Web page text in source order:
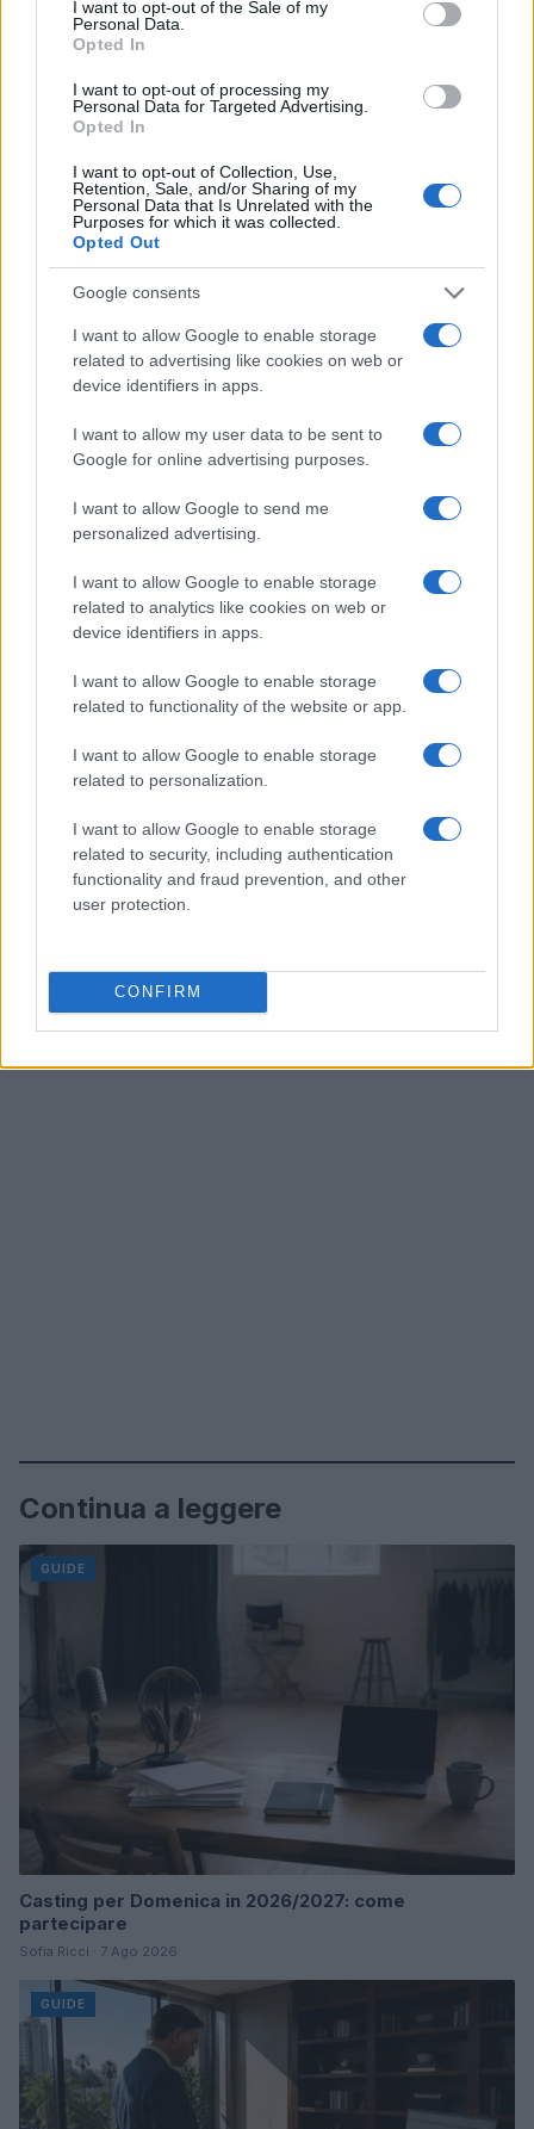
I want to opt-out of the Sale of my
Personal Data.
Opted In
I want to opt-out of processing my
Personal Data for Targeted Advertising.
Opted In
I want to opt-out of Collection, Use,
Retention, Sale, and/or Sharing of my
Personal Data that Is Unrelated with the
Purposes for which it was collected.
Opted Out
Google consents
I want to allow Google to enable storage
related to advertising like cookies on web or
device identifiers in apps.
I want to allow my user data to be sent to
Google for online advertising purposes.
I want to allow Google to send me
personalized advertising.
I want to allow Google to enable storage
related to analytics like cookies on web or
device identifiers in apps.
I want to allow Google to enable storage
related to functionality of the website or app.
I want to allow Google to enable storage
related to personalization.
I want to allow Google to enable storage
related to security, including authentication
functionality and fraud prevention, and other
user protection.
CONFIRM
upskilling e retraining
coordinati a livello locale e nazionale, per allineare
le competenze della forza lavoro ai mutamenti
richiesti dal mercato.
Per completare il quadro servono interventi
coordinati su più fronti: politiche di remunerazione
mirate, potenziamento dei
accompagnamento
azioni riducono lasegmentazionedel mercato,
favoriscono l’inserimento stabile dei giovani e
inoltre un monitoraggio sistematico dei risultati e
esigenze territoriali, in modo che le misure
finanziate producano effetti misurabili
sull’occupazione e sulla qualità del lavoro.
AUTORE
Bianca Marchesi
Bianca Marchesi ha pubblicato un’inchiesta
dopo aver convinto l'ufficio comunale di
Genova a rilasciare verbali, sostenendo una
politiche urbane. Editorialista urbana,
conserva un archivio fotografico delle piazze
genovesi come quaderno personale.
Continua a leggere
GUIDE
Casting per Domenica in 2026/2027: come
partecipare
Sofia Ricci · 7 Ago 2026
GUIDE